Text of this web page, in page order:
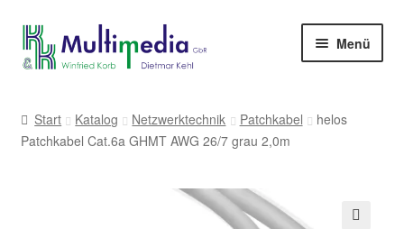
Zur
Navigation
Zum
Inhalt
Menü
Start Katalog Netzwerktechnik Patchkabel
helos
Patchkabel Cat.6a GHMT AWG 26/7 grau 2,0m